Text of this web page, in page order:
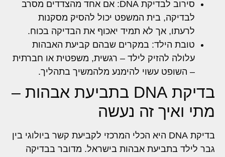
סירוב לבדיקת DNA: אם אחד מהצדדים מסרב
לבדיקה, בית המשפט יכול להסיק מסקנות
לרעתו, אך לא תמיד יאכוף את הבדיקה בכוח.
טובת הילד: במקרים שבהם קביעת האבהות
עלולה להזיק לילד – רגשית, משפטית או חברתית
– השופט עשוי להימנע מלהמשיך בתהליך.
בדיקת DNA בתביעת אבהות –
מתי ואיך זה נעשה
בדיקת DNA היא הכלי המרכזי לקביעת קשר ביולוגי בין
גבר לילד בתביעת אבהות בישראל. מדובר בבדיקה